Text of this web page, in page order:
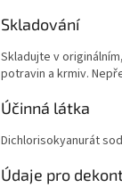
Skladování
Skladujte v
potravin a krmiv.
Účinná látka
Dichlorisokyanurát
Údaje pro